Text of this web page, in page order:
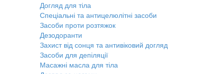
Догляд для тіла
Спеціальні та антицелюлітні засоби
Засоби проти розтяжок
Дезодоранти
Захист від сонця та антивіковий догляд
Засоби для депіляції
Масажні масла для тіла